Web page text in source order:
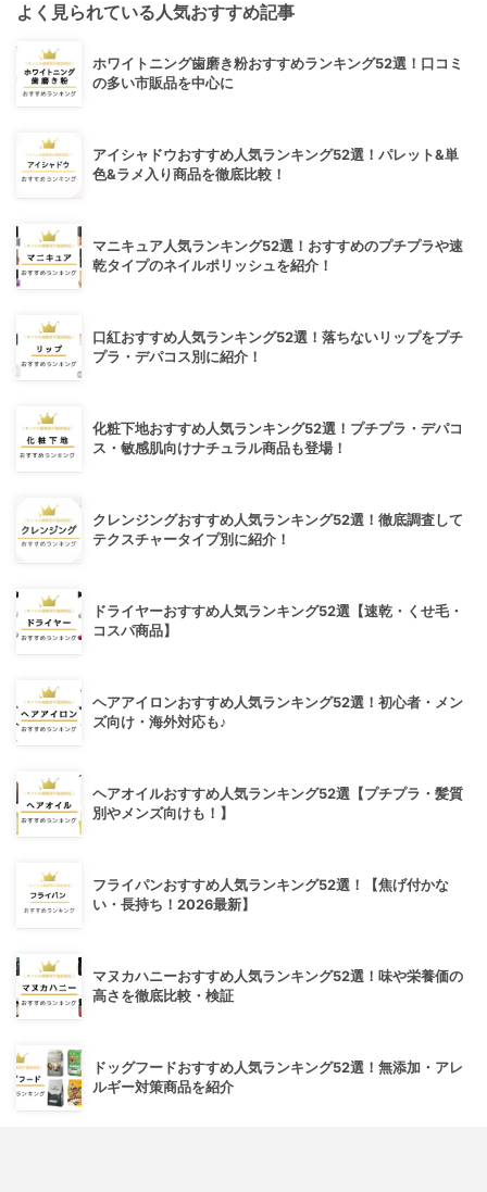
よく見られている人気おすすめ記事
ホワイトニング歯磨き粉おすすめランキング52選！口コミ
の多い市販品を中心に
アイシャドウおすすめ人気ランキング52選！パレット&単
色&ラメ入り商品を徹底比較！
マニキュア人気ランキング52選！おすすめのプチプラや速
乾タイプのネイルポリッシュを紹介！
口紅おすすめ人気ランキング52選！落ちないリップをプチ
プラ・デパコス別に紹介！
化粧下地おすすめ人気ランキング52選！プチプラ・デパコ
ス・敏感肌向けナチュラル商品も登場！
クレンジングおすすめ人気ランキング52選！徹底調査して
テクスチャータイプ別に紹介！
ドライヤーおすすめ人気ランキング52選【速乾・くせ毛・
コスパ商品】
ヘアアイロンおすすめ人気ランキング52選！初心者・メン
ズ向け・海外対応も♪
ヘアオイルおすすめ人気ランキング52選【プチプラ・髪質
別やメンズ向けも！】
フライパンおすすめ人気ランキング52選！【焦げ付かな
い・長持ち！2026最新】
マヌカハニーおすすめ人気ランキング52選！味や栄養価の
高さを徹底比較・検証
ドッグフードおすすめ人気ランキング52選！無添加・アレ
ルギー対策商品を紹介